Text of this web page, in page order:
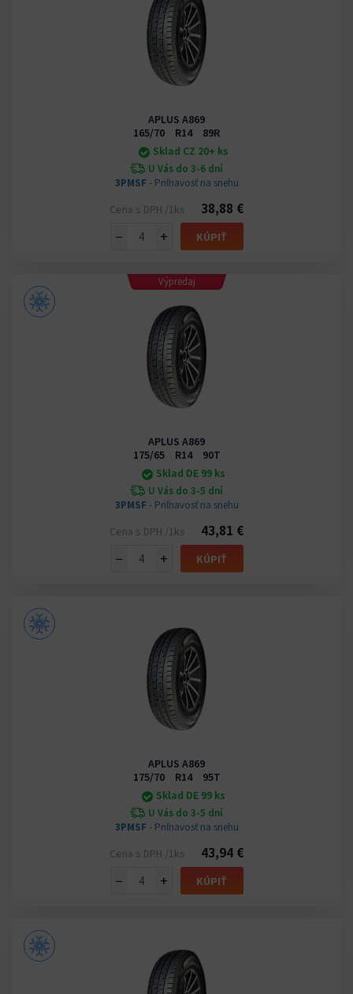
APLUS A869
165/70 R14 89R
Sklad CZ 20+ ks
U Vás do 3-6 dní
3PMSF- Priľnavosť na snehu
Cena s DPH /1ks
38,88 €
−
+ KÚPIŤ
Výpredaj
APLUS A869
175/65 R14 90T
Sklad DE 99 ks
U Vás do 3-5 dní
3PMSF- Priľnavosť na snehu
Cena s DPH /1ks
43,81 €
−
+ KÚPIŤ
APLUS A869
175/70 R14 95T
Sklad DE 99 ks
U Vás do 3-5 dní
3PMSF- Priľnavosť na snehu
Cena s DPH /1ks
43,94 €
−
+ KÚPIŤ